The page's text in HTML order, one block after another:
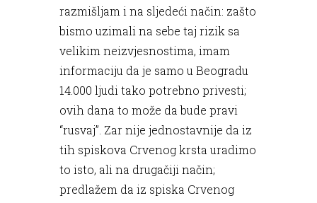
razmišljam i na sljedeći način: zašto
bismo uzimali na sebe taj rizik sa
velikim neizvjesnostima, imam
informaciju da je samo u Beogradu
14.000 ljudi tako potrebno privesti;
ovih dana to može da bude pravi
“rusvaj”. Zar nije jednostavnije da iz
tih spiskova Crvenog krsta uradimo
to isto, ali na drugačiji način;
predlažem da iz spiska Crvenog